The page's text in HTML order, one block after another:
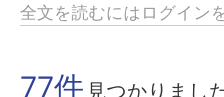
全文を読むにはログイン
77件 見つかりまし